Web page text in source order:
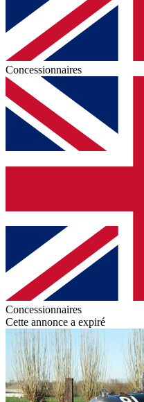
Concessionnaires
Concessionnaires
Cette annonce a expiré